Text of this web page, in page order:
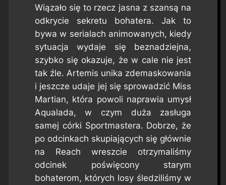
Wiązało się to rzecz jasna z szansą na
odkrycie sekretu bohatera. Jak to
bywa w serialach animowanych, kiedy
sytuacja wydaje się beznadziejna,
szybko się okazuje, że w cale nie jest
tak źle. Artemis unika zdemaskowania
i jeszcze udaje jej się sprowadzić Miss
Martian, która powoli naprawia umysł
Aqualada, w czym duża zasługa
samej córki Sportmastera. Dobrze, że
po odcinkach skupiających się głównie
na Reach wreszcie otrzymaliśmy
odcinek poświęcony starym
bohaterom, których losy śledziliśmy w